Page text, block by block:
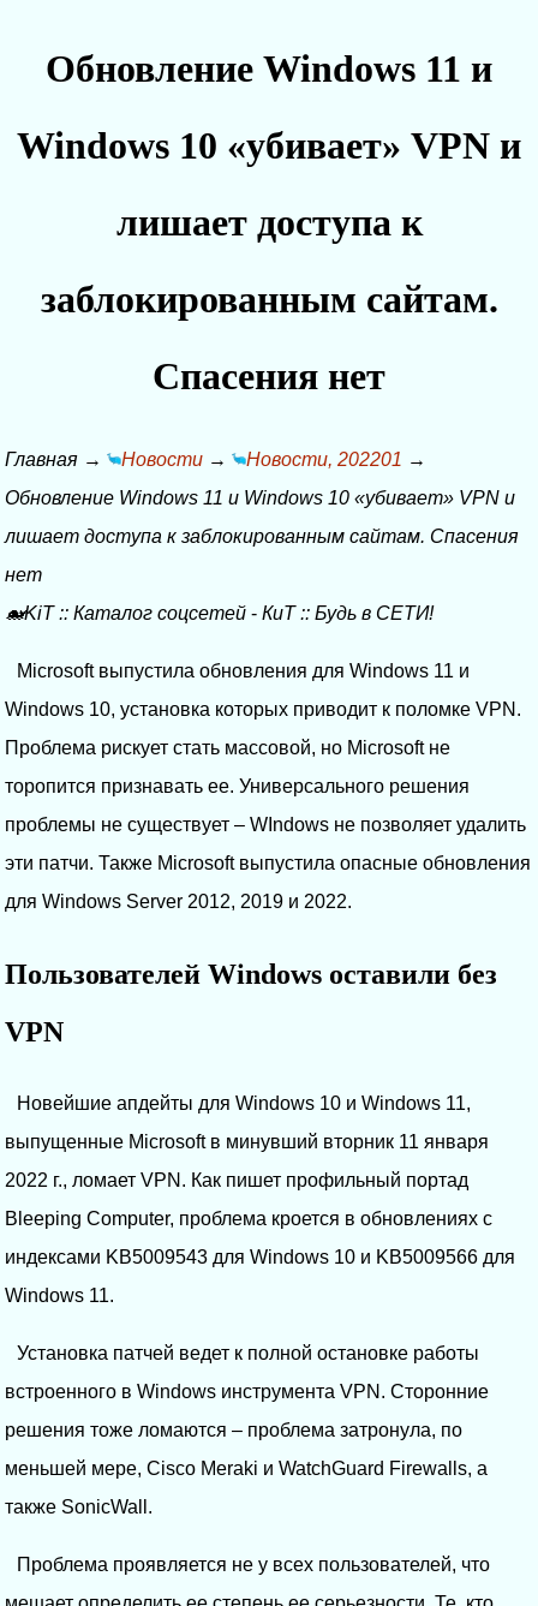
Обновление Windows 11 и
Windows 10 «убивает» VPN и
лишает доступа к
заблокированным сайтам.
Спасения нет
Главная → Новости → Новости, 202201 →
Обновление Windows 11 и Windows 10 «убивает» VPN и
лишает доступа к заблокированным сайтам. Спасения
нет
🐋KiT:: Каталог соцсетей - КиТ:: Будь в СЕТИ!
Microsoft выпустила обновления для Windows 11 и
Windows 10, установка которых приводит к поломке VPN.
Проблема рискует стать массовой, но Microsoft не
торопится признавать ее. Универсального решения
проблемы не существует – WIndows не позволяет удалить
эти патчи. Также Microsoft выпустила опасные обновления
для Windows Server 2012, 2019 и 2022.
Пользователей Windows оставили без
VPN
Новейшие апдейты для Windows 10 и Windows 11,
выпущенные Microsoft в минувший вторник 11 января
2022 г., ломает VPN. Как пишет профильный портад
Bleeping Computer, проблема кроется в обновлениях с
индексами KB5009543 для Windows 10 и KB5009566 для
Windows 11.
Установка патчей ведет к полной остановке работы
встроенного в Windows инструмента VPN. Сторонние
решения тоже ломаются – проблема затронула, по
меньшей мере, Cisco Meraki и WatchGuard Firewalls, а
также SonicWall.
Проблема проявляется не у всех пользователей, что